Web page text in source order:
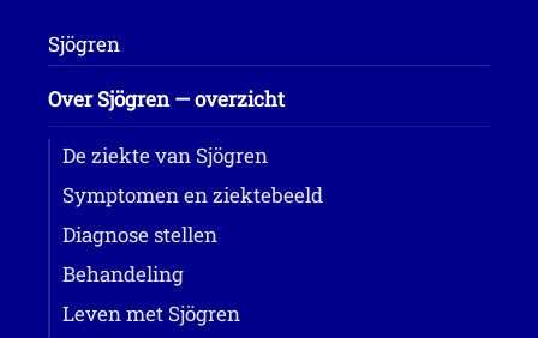
Sjögren
Over Sjögren — overzicht
De ziekte van Sjögren
Symptomen en ziektebeeld
Diagnose stellen
Behandeling
Leven met Sjögren